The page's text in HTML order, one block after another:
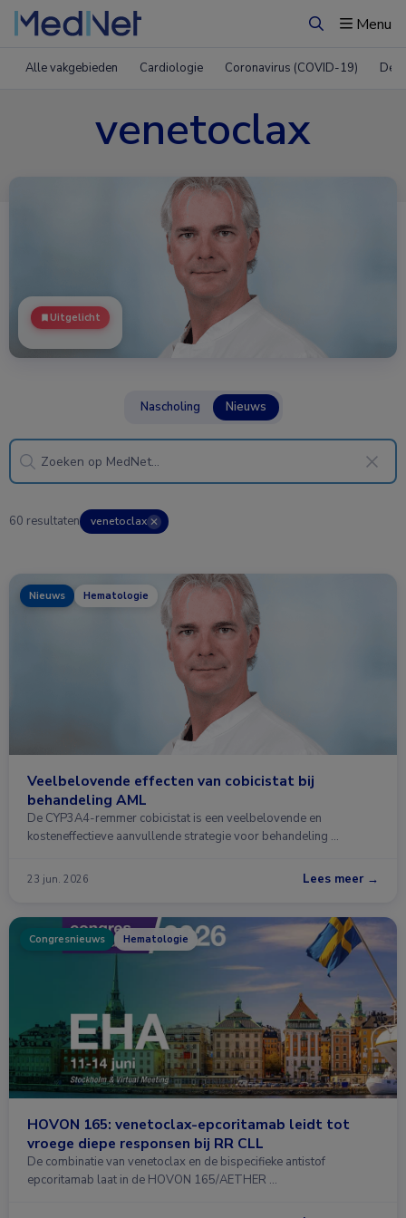
ZoekenMenu
Alle vakgebieden Cardiologie Coronavirus (COVID-19)
venetoclax
Uitgelicht
Nascholing Nieuws
60 resultaten venetoclax ✕
Nieuws Hematologie
Veelbelovende effecten van cobicistat bij
behandeling AML
De CYP3A4-remmer cobicistat is een veelbelovende en
kosteneffectieve aanvullende strategie voor behandeling …
23 jun. 2026 Lees meer →
Congresnieuws Hematologie
HOVON 165: venetoclax-epcoritamab leidt tot
vroege diepe responsen bij RR CLL
De combinatie van venetoclax en de bispecifieke antistof
epcoritamab laat in de HOVON 165/AETHER …